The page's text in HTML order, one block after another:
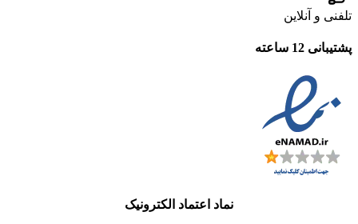
تلفنی و آنلاین
پشتیبانی 12 ساعته
نماد اعتماد الکترونیک